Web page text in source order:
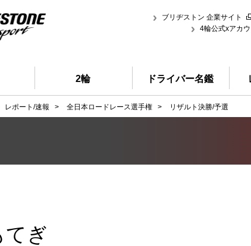
ブリヂストン 企業サイト
4輪公式xアカウ
2輪 ドライバー名鑑
レポート/速報 > 全日本ロードレース選手権 > リザルト決勝/予選
てぎ